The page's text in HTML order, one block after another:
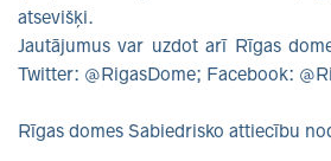
atsevišķi.
Jautājumus var uzdot arī Rīgas
Twitter: @RigasDome; Facebook:
Rīgas domes Sabiedrisko attiecību